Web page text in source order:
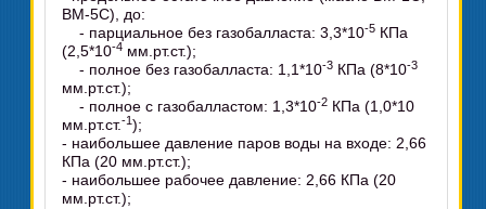
ВМ-5С), до:
- парциальное без газобалласта: 3,3*10-5 КПа
(2,5*10-4 мм.рт.ст.);
- полное без газобалласта: 1,1*10-3 КПа (8*10-3
мм.рт.ст.);
- полное с газобалластом: 1,3*10-2 КПа (1,0*10
мм.рт.ст.-1);
- наибольшее давление паров воды на входе: 2,66
КПа (20 мм.рт.ст.);
- наибольшее рабочее давление: 2,66 КПа (20
мм.рт.ст.);